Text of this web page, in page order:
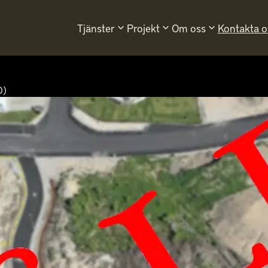
Tjänsterkeyboard_arrow_down Projektkeyboard_arrow_down Om osskeyboard_arrow_down Kontakta